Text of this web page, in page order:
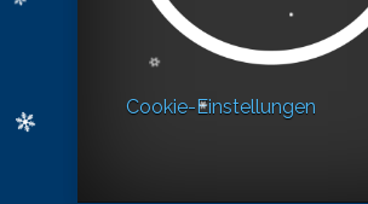
Cookie-Einstellungen